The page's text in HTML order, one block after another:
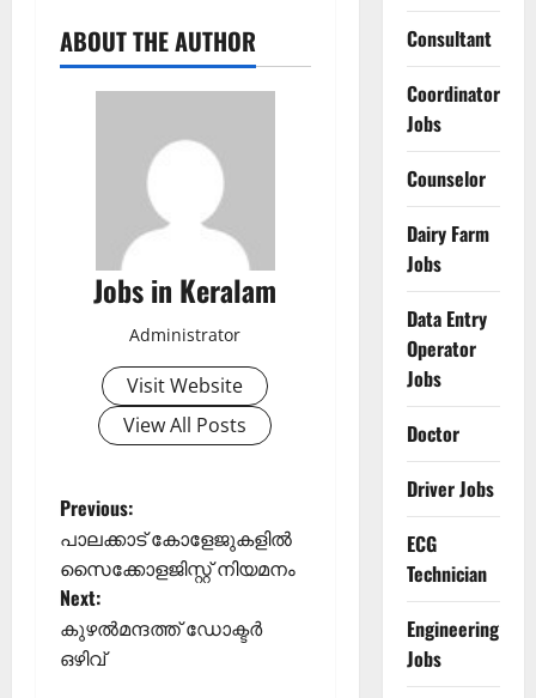
ABOUT THE AUTHOR
Jobs in Keralam
Administrator
Visit Website
View All Posts
P
o
s
t
Previous:
പാലക്കാട് കോളേജുകളില്‍
സൈക്കോളജിസ്റ്റ് നിയമനം
Next:
കുഴല്‍മന്ദത്ത്‌ ഡോക്ടര്‍
ഒഴിവ്
Consultant
Coordinator
Jobs
Counselor
Dairy Farm
Jobs
Data Entry
Operator
Jobs
Doctor
Driver Jobs
ECG
Technician
Engineering
Jobs